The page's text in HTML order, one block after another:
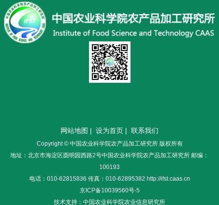
网站地图 | 设为首页 | 联系我们
Copyright © 中国农业科学院农产品加工研究所 版权所有
地址：北京市海淀区圆明园西路2号中国农业科学院农产品加工研究所 邮编：
100193
电话：010-62815836 传真：010-62895382 http://ifst.caas.cn
京ICP备10039560号-5
技术支持：中国农业科学院农业信息研究所